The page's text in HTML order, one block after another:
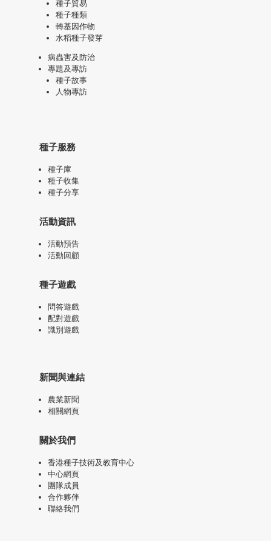
種子貿易
種子種類
轉基因作物
水稻種子發芽
病蟲害及防治
專題及專訪
種子故事
人物專訪
種子服務
種子庫
種子收集
種子分享
活動資訊
活動預告
活動回顧
種子遊戲
問答遊戲
配對遊戲
識別遊戲
新聞與連結
農業新聞
相關網頁
關於我們
香港種子技術及教育中心
中心網頁
團隊成員
合作夥伴
聯絡我們